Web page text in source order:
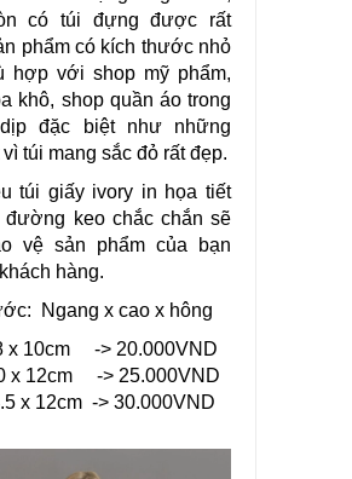
có túi đựng được rất
phẩm có kích thước nhỏ
hợp với shop mỹ phẩm,
khô, shop quần áo trong
đặc biệt như những
túi mang sắc đỏ rất đẹp.
túi giấy ivory in họa tiết
keo chắc chắn sẽ
vệ sản phẩm của bạn
hàng.
Ngang x cao x hông
x 10cm -> 20.000VND
x 12cm -> 25.000VND
x 12cm -> 30.000VND